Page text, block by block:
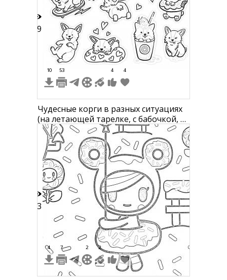
69
10 53 4 4
Чудесные корги в разных ситуациях
(на летающей тарелке, с бабочкой, в
пончике, лежащий, спящий на
подушке, в стакане с напитком,
сидящий).
23
4 7 2 2